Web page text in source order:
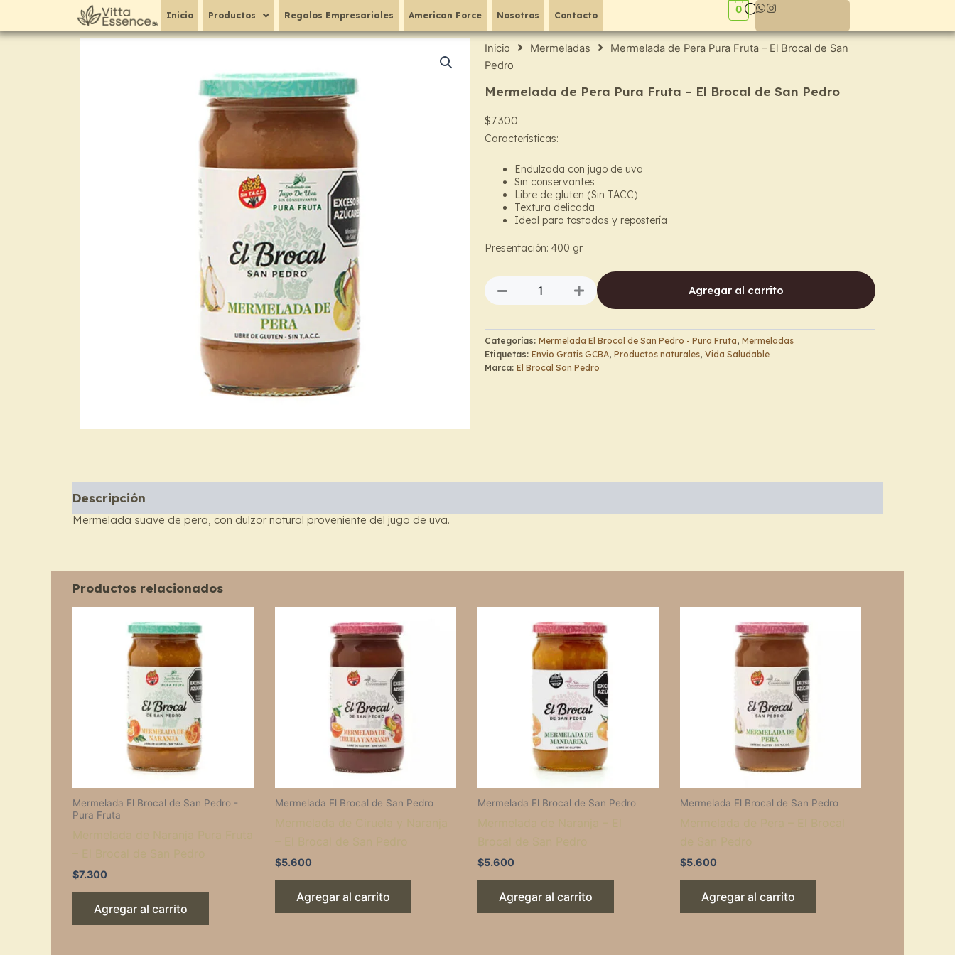
Inicio Productos Regalos Empresariales American Force Nosotros Contacto
0
Inicio Mermeladas
Mermelada de Pera Pura Fruta – El Brocal de San
Pedro
Mermelada de Pera Pura Fruta – El Brocal de San Pedro
$7.300
Características:
Endulzada con jugo de uva
Sin conservantes
Libre de gluten (Sin TACC)
Textura delicada
Ideal para tostadas y repostería
Presentación: 400 gr
Mermelada
Pera
Fruta
El
Agregar al carrito
Categorías: Mermelada El Brocal de San Pedro - Pura Fruta, Mermeladas
Etiquetas: Envio Gratis GCBA, Productos naturales, Vida Saludable
Marca: El Brocal San Pedro
Descripción
Mermelada suave de pera, con dulzor natural proveniente del jugo de uva.
Productos relacionados
Mermelada El Brocal de San Pedro -
Pura Fruta
$7.300
Agregar al carrito
Mermelada El Brocal de San Pedro
$5.600
Agregar al carrito
Mermelada El Brocal de San Pedro
$5.600
Agregar al carrito
Mermelada El Brocal de San Pedro
$5.600
Agregar al carrito